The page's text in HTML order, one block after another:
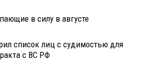
в силу в августе
список лиц с судимостью для
с ВС РФ